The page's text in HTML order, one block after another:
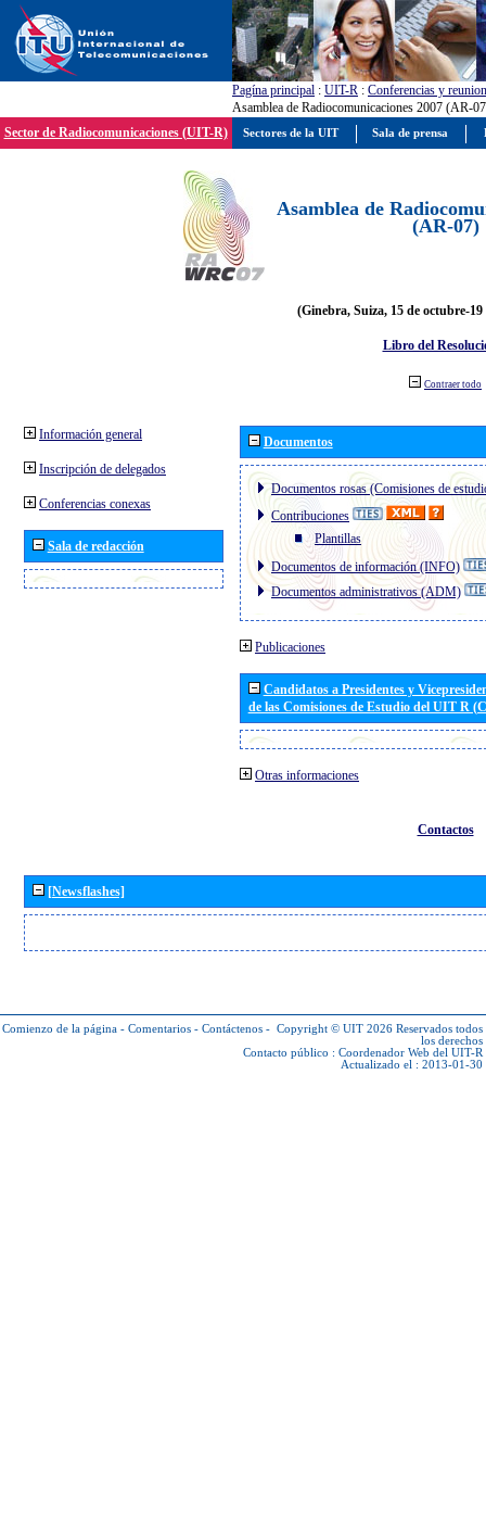
Pagína principal : UIT-R : Conferencias y
Asamblea de Radiocomunicaciones 2007 (AR-
Sector de Radiocomunicaciones (UIT-R)
Asamblea de
(AR-07)
(Ginebra, Suiza, 15 de octubre-19
Libro del
Contraer todo
Información general
Inscripción de delegados
Conferencias conexas
Sala de redacción
Documentos
Documentos rosas (Comisiones de
Contribuciones
Plantillas
Documentos de información (INFO)
Documentos administrativos (ADM)
Publicaciones
Candidatos a Presidentes y
de las Comisiones de Estudio del UIT R
Otras informaciones
Contactos
[Newsflashes]
Comienzo de la página - Comentarios - Contáctenos - Copyright © UIT 2026 Reservados todos
los derechos
Contacto público : Coordenador Web del UIT-R
Actualizado el : 2013-01-30
Sectores de la UIT Sala de prensa